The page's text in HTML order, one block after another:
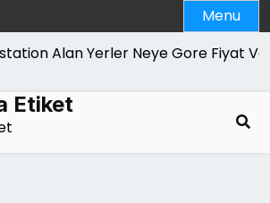
Menu
Alan Yerler Neye Gore Fiyat
Etiket